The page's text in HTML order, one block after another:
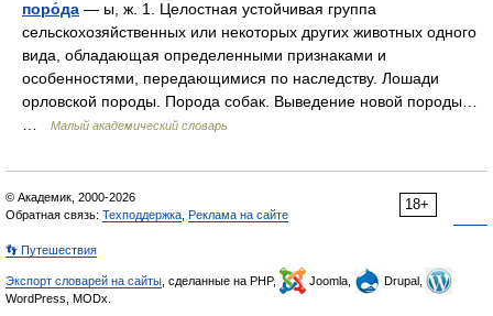
поро́да — ы, ж. 1. Целостная устойчивая группа
сельскохозяйственных или некоторых других животных одного
вида, обладающая определенными признаками и
особенностями, передающимися по наследству. Лошади
орловской породы. Порода собак. Выведение новой породы…
Малый академический словарь
18+
© Академик, 2000-2026
Обратная связь: Техподдержка Реклама на сайте
👣 Путешествия
Экспорт словарей на сайты , сделанные на PHP, Joomla,
Drupal,
WordPress, MODx.